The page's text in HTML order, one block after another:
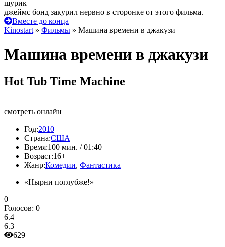
шурик
джеймс бонд закурил нервно в сторонке от этого фильма.
Вместе до конца
Kinostart » Фильмы » Машина времени в джакузи
Машина времени в джакузи
Hot Tub Time Machine
смотреть онлайн
Год:2010
Страна:США
Время:100 мин. / 01:40
Возраст:16+
Жанр:Комедии, Фантастика
«Нырни поглубже!»
0
Голосов: 0
6.4
6.3
629